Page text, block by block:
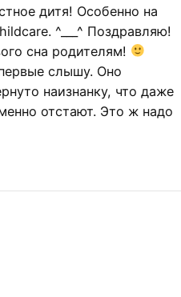
дитя! Особенно на
^___^ Поздравляю!
сна родителям!
слышу. Оно
наизнанку, что даже
отстают. Это ж надо